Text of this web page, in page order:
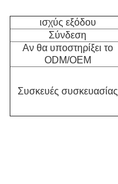
ισχύς εξόδου
Σύνδεση
Αν θα υποστηρίξει το
ODM/OEM
Συσκευές συσκευασίας